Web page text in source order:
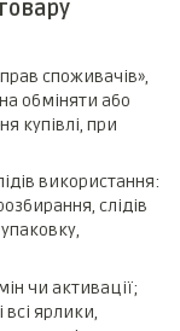
споживачів»,
обміняти або
купівлі, при
використання:
слідів
чи активації;
ярлики,